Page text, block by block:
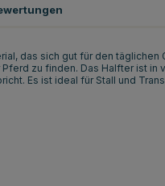
das sich gut für den täglichen
zu finden. Das Halfter ist in
Es ist ideal für Stall und